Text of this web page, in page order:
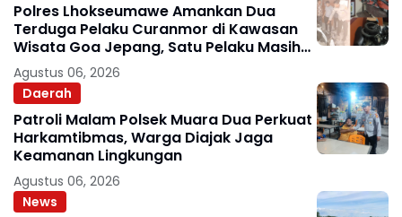
Polres Lhokseumawe Amankan Dua
Terduga Pelaku Curanmor di Kawasan
Wisata Goa Jepang, Satu Pelaku Masih
Diburu
Agustus 06, 2026
Daerah
Patroli Malam Polsek Muara Dua Perkuat
Harkamtibmas, Warga Diajak Jaga
Keamanan Lingkungan
Agustus 06, 2026
News